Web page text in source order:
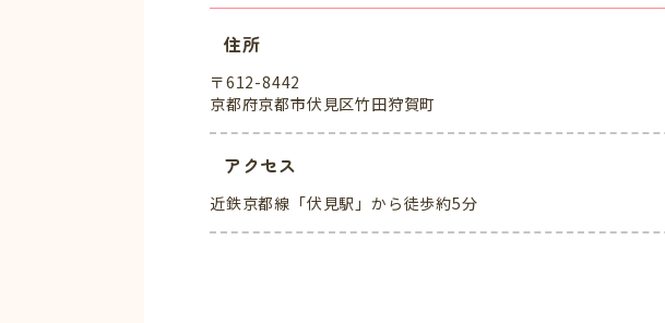
住所
〒612-8442
京都府京都市伏見区竹田狩賀町
アクセス
近鉄京都線「伏見駅」から徒歩約5分